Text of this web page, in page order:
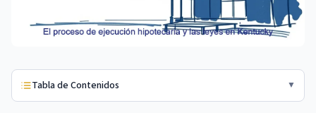
Tabla de Contenidos ▼